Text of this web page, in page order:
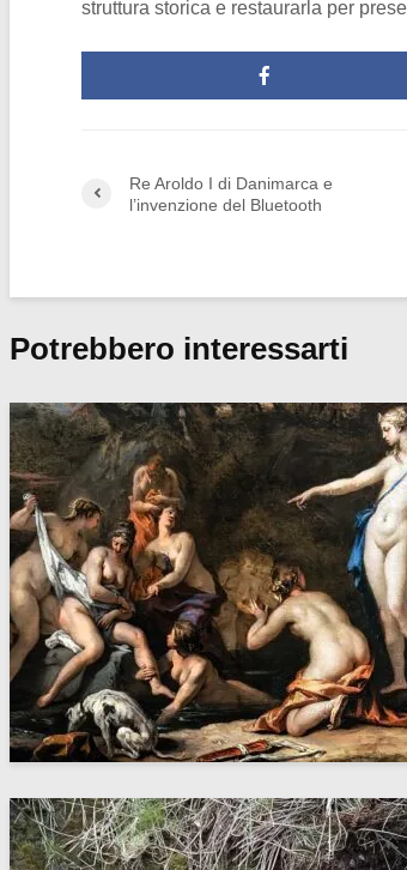
struttura storica e restaurarla per
Re Aroldo I di Danimarca e
l’invenzione del Bluetooth
Potrebbero interessarti